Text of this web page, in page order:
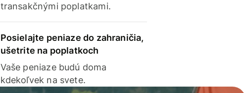
transakčnými poplatkami.
Posielajte peniaze do zahraničia,
ušetrite na poplatkoch
Vaše peniaze budú doma
kdekoľvek na svete.